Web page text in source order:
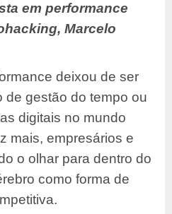
em performance
Marcelo
deixou de ser
de gestão do tempo ou
digitais no mundo
mais, empresários e
o olhar para dentro do
como forma de